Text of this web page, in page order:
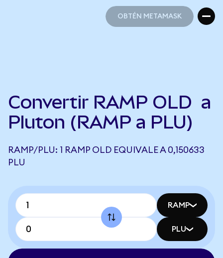
OBTÉN METAMASK
Convertir RAMP OLD a
Pluton (RAMP a PLU)
RAMP/PLU: 1 RAMP OLD EQUIVALE A 0,150633
PLU
RAMP
PLU